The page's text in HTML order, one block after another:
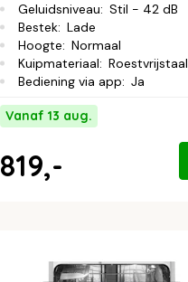
Geluidsniveau: Stil - 42 dB
Bestek: Lade
Hoogte: Normaal
Kuipmateriaal: Roestvrijstaal
Bediening via app: Ja
Vanaf 13 aug.
819,-